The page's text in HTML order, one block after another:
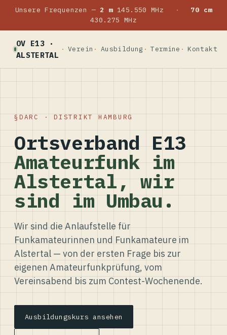
Unsere Frequenzen — 2 m145.550 MHz ·
70 cm
430.275 MHz
OV E13 ·
ALSTERTAL
Verein Ausbildung Termine Kontakt
DARC · DISTRIKT HAMBURG
Ortsverband E13
Amateurfunk im
Alstertal, wir
sind im Umbau.
Wir sind die Anlaufstelle für
Funkamateurinnen und Funkamateure im
Alstertal — von der ersten Frage bis zur
eigenen Amateurfunkprüfung, vom
Vereinsabend bis zum Contest-Wochenende.
Ausbildungskurs ansehen